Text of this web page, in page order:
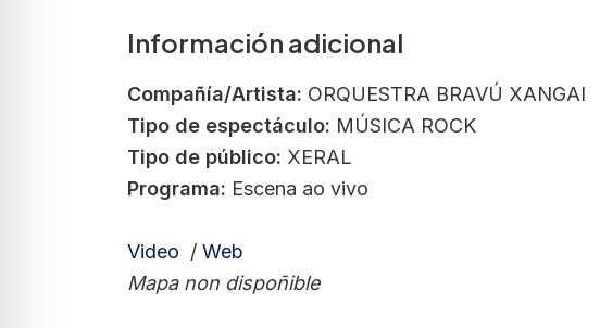
Información adicional
Compañía/Artista: ORQUESTRA BRAVÚ XANGAI
Tipo de espectáculo: MÚSICA ROCK
Tipo de público: XERAL
Programa: Escena ao vivo
Video / Web
Mapa non dispoñible